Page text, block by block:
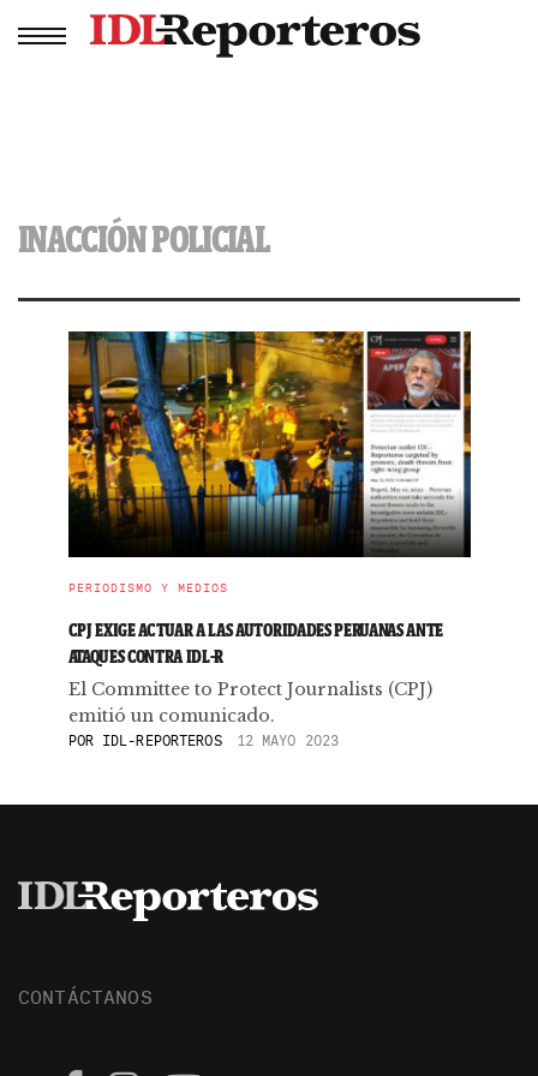
INACCIÓN POLICIAL
PERIODISMO Y MEDIOS
CPJ EXIGE ACTUAR A LAS AUTORIDADES PERUANAS ANTE
ATAQUES CONTRA IDL-R
El Committee to Protect Journalists (CPJ)
emitió un comunicado.
POR IDL-REPORTEROS 12 MAYO 2023
CONTÁCTANOS